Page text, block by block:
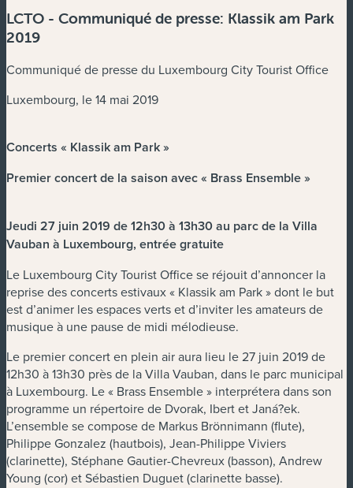
LCTO - Communiqué de presse: Klassik am Park
2019
Communiqué de presse du Luxembourg City Tourist Office
Luxembourg, le 14 mai 2019
Concerts « Klassik am Park »
Premier concert de la saison avec « Brass Ensemble »
Jeudi 27 juin 2019 de 12h30 à 13h30 au parc de la Villa
Vauban à Luxembourg, entrée gratuite
Le Luxembourg City Tourist Office se réjouit d’annoncer la
reprise des concerts estivaux « Klassik am Park » dont le but
est d’animer les espaces verts et d’inviter les amateurs de
musique à une pause de midi mélodieuse.
Le premier concert en plein air aura lieu le 27 juin 2019 de
12h30 à 13h30 près de la Villa Vauban, dans le parc municipal
à Luxembourg. Le « Brass Ensemble » interprétera dans son
programme un répertoire de Dvorak, Ibert et Janá?ek.
L’ensemble se compose de Markus Brönnimann (flute),
Philippe Gonzalez (hautbois), Jean-Philippe Viviers
(clarinette), Stéphane Gautier-Chevreux (basson), Andrew
Young (cor) et Sébastien Duguet (clarinette basse).